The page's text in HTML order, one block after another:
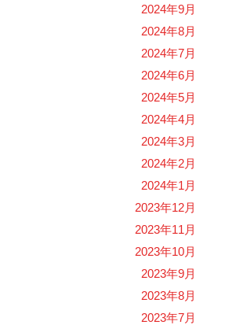
2024年9月
2024年8月
2024年7月
2024年6月
2024年5月
2024年4月
2024年3月
2024年2月
2024年1月
2023年12月
2023年11月
2023年10月
2023年9月
2023年8月
2023年7月